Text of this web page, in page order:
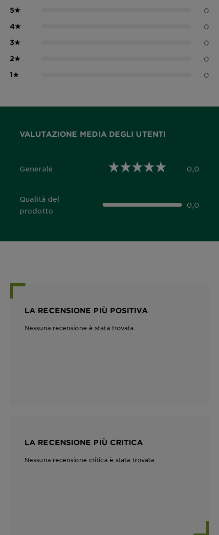
5★ 0
4★ 0
3★ 0
2★ 0
1★ 0
VALUTAZIONE MEDIA DEGLI UTENTI
Generale
0,0 out of 5 stars 0,0
Qualità del
prodotto
0,0 out of 5 stars 0,0
LA RECENSIONE PIÙ POSITIVA
Nessuna recensione è stata trovata
LA RECENSIONE PIÙ CRITICA
Nessuna recensione critica è stata trovata